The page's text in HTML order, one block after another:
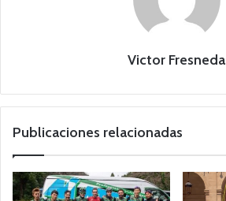
Victor Fresneda
Publicaciones relacionadas